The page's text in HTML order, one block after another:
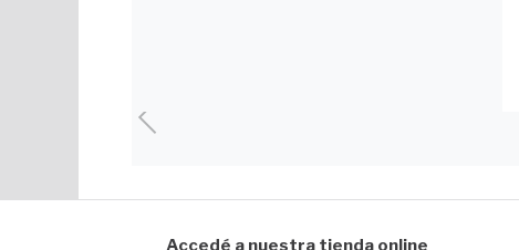
Accedé a nuestra tienda online